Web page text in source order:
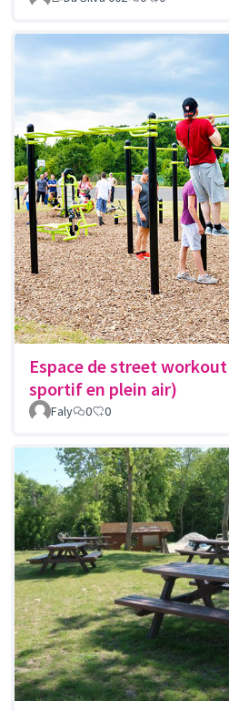
Espace de street
sportif en plein air)
Faly 0 0